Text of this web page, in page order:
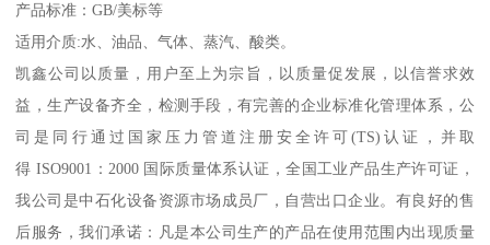
产品标准：GB/美标等
适用介质:水、油品、气体、蒸汽、酸类。
凯鑫公司以质量，用户至上为宗旨，以质量促发展，以信誉求效
益，生产设备齐全，检测手段，有完善的企业标准化管理体系，公
司是同行通过国家压力管道注册安全许可(TS)认证，并取
得 ISO9001：2000 国际质量体系认证，全国工业产品生产许可证，
我公司是中石化设备资源市场成员厂，自营出口企业。有良好的售
后服务，我们承诺：凡是本公司生产的产品在使用范围内出现质量